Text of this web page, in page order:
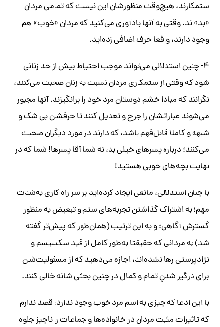
ستمکارند، هیچ‌وقت منظورشان این نیست که تمامی مردان
«بد»اند. وقتی به آنها یادآوری می‌کنید که مردان «خوب» هم
وجود دارند، واقعا حرف اضافی زده‌اید.
۴- چنین استدلالی می‌تواند موجب احتیاط بیش از حد زنانی
شود که وقتی از ستمکاری مردان نسبت به زنان صحبت می‌کنند،
نگرانند که مبادا خشم دوستان مرد خود را برانگیزند. آنها مجبور
می‌شوند عباراتشان را جرح و تعدیل کنند تا حرفشان بی شک و
شبهه و کاملا قابل‌فهم باشد، که دارند در مورد دیگران صحبت
می‌کنند؛ درباره پسرهای خیلی بد، نه شما آقا پسرها! شما که در
نهایت بچه‌های خوبی هستید!
با چنان استدلالی، مانعی ایجاد کرده‌اید بر سر راه کاری به‌شدت
مهم؛ به اشتراک گذاشتن تجربه‌های ستم و تبعیض به منظور
گسترش آگاهی؛ و به این ترتیب (همان‌طور که پیش‌تر گفته
شد) به مردانی که حقیقتا به‌طور کامل از قید سکسیسم و
نژادپرستی رها نشده‌اند، اجازه می‌دهید که از مسئولیت‌شان
برای درگیر شدنِ تمام و کمال در چنین بحثی شانه خالی کنند.
با این ادعا که چیزی به اسم مرد خوب وجود ندارد، قصد ندارم
که تاثیرات مثبت مردان در خانواده‌ها و جماعات را ناچیز جلوه